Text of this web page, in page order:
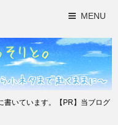
MENU
書いています。【PR】当ブログ